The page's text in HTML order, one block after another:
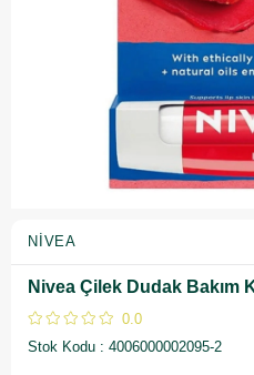
NIVEA
Nivea Çilek Dudak Bakım
0.0
Stok Kodu
4006000002095-2